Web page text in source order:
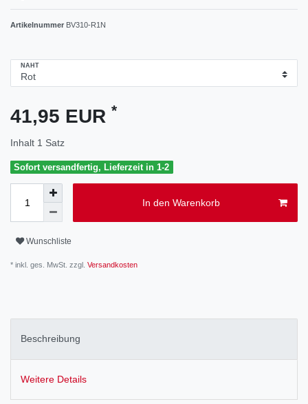
Artikelnummer BV310-R1N
NAHT
41,95 EUR *
Inhalt 1 Satz
Sofort versandfertig, Lieferzeit in 1-2
In den Warenkorb
Wunschliste
* inkl. ges. MwSt. zzgl. Versandkosten
Beschreibung
Weitere Details